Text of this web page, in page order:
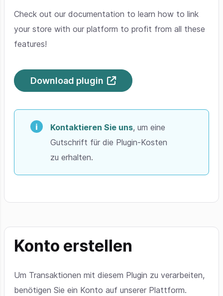
Check out our documentation to learn how to link
your store with our platform to profit from all these
features!
Download plugin
Kontaktieren Sie uns, um eine
Gutschrift für die Plugin-Kosten
zu erhalten.
Konto erstellen
Um Transaktionen mit diesem Plugin zu verarbeiten,
benötigen Sie ein Konto auf unserer Plattform.